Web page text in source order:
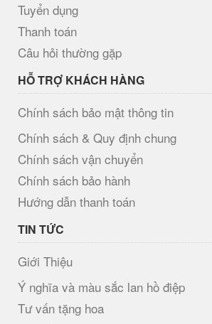
Tuyển dụng
Thanh toán
Câu hỏi thường gặp
HỖ TRỢ KHÁCH HÀNG
Chính sách bảo mật thông tin
Chính sách & Quy định chung
Chính sách vận chuyển
Chính sách bảo hành
Hướng dẫn thanh toán
TIN TỨC
Giới Thiệu
Ý nghĩa và màu sắc lan hồ điệp
Tư vấn tặng hoa